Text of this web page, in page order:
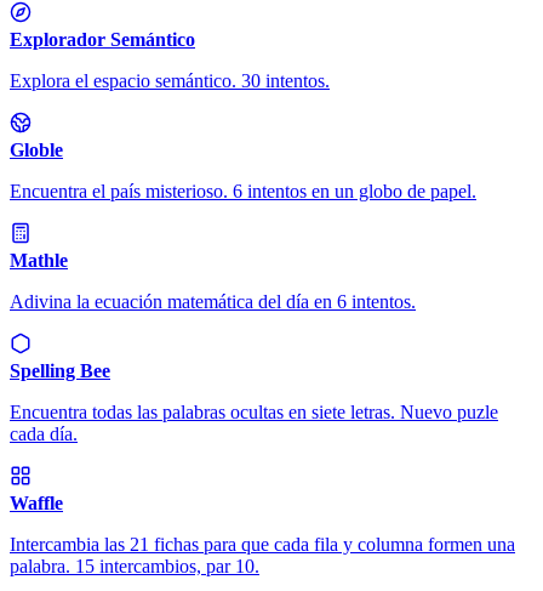
Explorador Semántico
Explora el espacio semántico. 30 intentos.
Globle
Encuentra el país misterioso. 6 intentos en un globo de papel.
Mathle
Adivina la ecuación matemática del día en 6 intentos.
Spelling Bee
Encuentra todas las palabras ocultas en siete letras. Nuevo puzle
cada día.
Waffle
Intercambia las 21 fichas para que cada fila y columna formen una
palabra. 15 intercambios, par 10.